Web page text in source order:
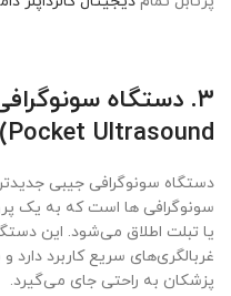
۳. دستگاه
Pocket Ultrasound)
دستگاه سونوگرافی جیبی
سونوگرافی ‌ها است که به
یا تبلت اطلاق می‌شود. این
غربالگری‌های سریع کاربرد
پزشکان به راحتی جای می‌گیرد.